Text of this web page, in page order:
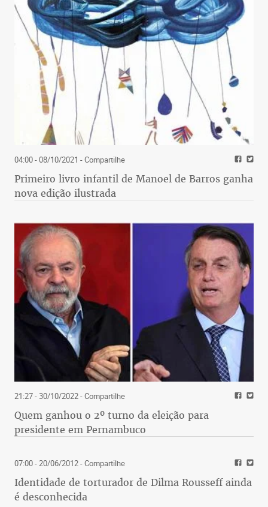
04:00 - 08/10/2021 - Compartilhe
Primeiro livro infantil de Manoel de Barros ganha
nova edição ilustrada
21:27 - 30/10/2022- Compartilhe
Quem ganhou o 2º turno da eleição para
presidente em Pernambuco
07:00 - 20/06/2012- Compartilhe
Identidade de torturador de Dilma Rousseff ainda
é desconhecida